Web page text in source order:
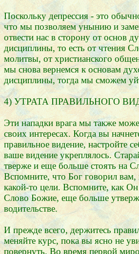
Поскольку депрессия - это
что мы позволяем унынию и
отвести нас в сторону от основ
дисциплины, то есть от чтения
молитвы, от христианского
мы снова вернемся к основам
дисциплины, тогда мы сможем
4) УТРАТА ПРАВИЛЬНОГО
Эти нападки врага мы также
своих интересах. Когда вы
правильное видение, настройте
ваше видение укреплялось.
тверже и еще больше стоять на
Вспомните, что Бог говорил вам,
какой-то цели. Вспомните, как Он
Слово Божие, еще больше
водительстве.
И прежде всего, держитесь
меняйте курс, пока вы ясно не
повернуть. Во время первой